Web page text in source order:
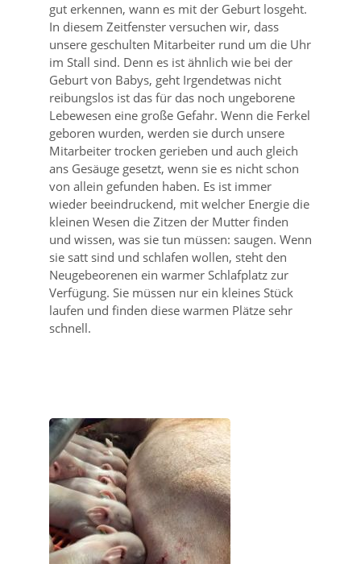
gut erkennen, wann es mit der Geburt losgeht.
In diesem Zeitfenster versuchen wir, dass
unsere geschulten Mitarbeiter rund um die Uhr
im Stall sind. Denn es ist ähnlich wie bei der
Geburt von Babys, geht Irgendetwas nicht
reibungslos ist das für das noch ungeborene
Lebewesen eine große Gefahr. Wenn die Ferkel
geboren wurden, werden sie durch unsere
Mitarbeiter trocken gerieben und auch gleich
ans Gesäuge gesetzt, wenn sie es nicht schon
von allein gefunden haben. Es ist immer
wieder beeindruckend, mit welcher Energie die
kleinen Wesen die Zitzen der Mutter finden
und wissen, was sie tun müssen: saugen. Wenn
sie satt sind und schlafen wollen, steht den
Neugebeorenen ein warmer Schlafplatz zur
Verfügung. Sie müssen nur ein kleines Stück
laufen und finden diese warmen Plätze sehr
schnell.